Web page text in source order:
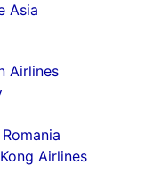
Asia
Airlines
Airlines